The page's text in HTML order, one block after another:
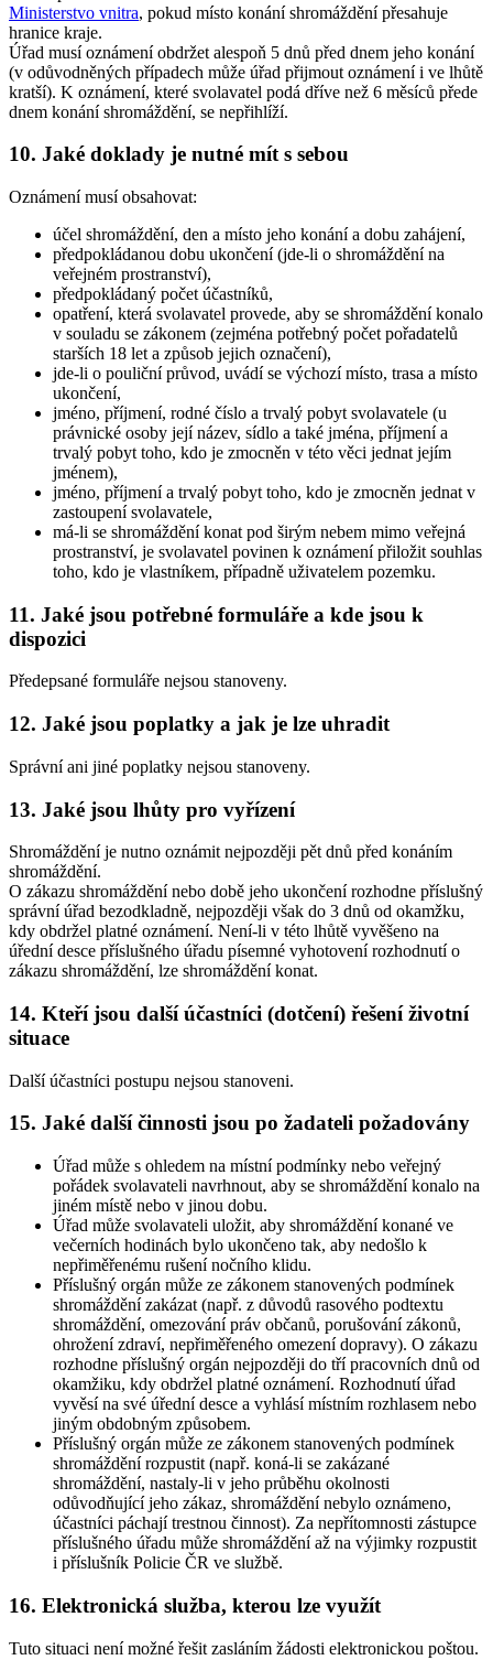
Ministerstvo vnitra, pokud místo konání shromáždění přesahuje
hranice kraje.
Úřad musí oznámení obdržet alespoň 5 dnů před dnem jeho konání
(v odůvodněných případech může úřad přijmout oznámení i ve lhůtě
kratší). K oznámení, které svolavatel podá dříve než 6 měsíců přede
dnem konání shromáždění, se nepřihlíží.
10. Jaké doklady je nutné mít s sebou
Oznámení musí obsahovat:
účel shromáždění, den a místo jeho konání a dobu zahájení,
předpokládanou dobu ukončení (jde-li o shromáždění na
veřejném prostranství),
předpokládaný počet účastníků,
opatření, která svolavatel provede, aby se shromáždění konalo
v souladu se zákonem (zejména potřebný počet pořadatelů
starších 18 let a způsob jejich označení),
jde-li o pouliční průvod, uvádí se výchozí místo, trasa a místo
ukončení,
jméno, příjmení, rodné číslo a trvalý pobyt svolavatele (u
právnické osoby její název, sídlo a také jména, příjmení a
trvalý pobyt toho, kdo je zmocněn v této věci jednat jejím
jménem),
jméno, příjmení a trvalý pobyt toho, kdo je zmocněn jednat v
zastoupení svolavatele,
má-li se shromáždění konat pod širým nebem mimo veřejná
prostranství, je svolavatel povinen k oznámení přiložit souhlas
toho, kdo je vlastníkem, případně uživatelem pozemku.
11. Jaké jsou potřebné formuláře a kde jsou k
dispozici
Předepsané formuláře nejsou stanoveny.
12. Jaké jsou poplatky a jak je lze uhradit
Správní ani jiné poplatky nejsou stanoveny.
13. Jaké jsou lhůty pro vyřízení
Shromáždění je nutno oznámit nejpozději pět dnů před konáním
shromáždění.
O zákazu shromáždění nebo době jeho ukončení rozhodne příslušný
správní úřad bezodkladně, nejpozději však do 3 dnů od okamžku,
kdy obdržel platné oznámení. Není-li v této lhůtě vyvěšeno na
úřední desce příslušného úřadu písemné vyhotovení rozhodnutí o
zákazu shromáždění, lze shromáždění konat.
14. Kteří jsou další účastníci (dotčení) řešení životní
situace
Další účastníci postupu nejsou stanoveni.
15. Jaké další činnosti jsou po žadateli požadovány
Úřad může s ohledem na místní podmínky nebo veřejný
pořádek svolavateli navrhnout, aby se shromáždění konalo na
jiném místě nebo v jinou dobu.
Úřad může svolavateli uložit, aby shromáždění konané ve
večerních hodinách bylo ukončeno tak, aby nedošlo k
nepřiměřenému rušení nočního klidu.
Příslušný orgán může ze zákonem stanovených podmínek
shromáždění zakázat (např. z důvodů rasového podtextu
shromáždění, omezování práv občanů, porušování zákonů,
ohrožení zdraví, nepřiměřeného omezení dopravy). O zákazu
rozhodne příslušný orgán nejpozději do tří pracovních dnů od
okamžiku, kdy obdržel platné oznámení. Rozhodnutí úřad
vyvěsí na své úřední desce a vyhlásí místním rozhlasem nebo
jiným obdobným způsobem.
Příslušný orgán může ze zákonem stanovených podmínek
shromáždění rozpustit (např. koná-li se zakázané
shromáždění, nastaly-li v jeho průběhu okolnosti
odůvodňující jeho zákaz, shromáždění nebylo oznámeno,
účastníci páchají trestnou činnost). Za nepřítomnosti zástupce
příslušného úřadu může shromáždění až na výjimky rozpustit
i příslušník Policie ČR ve službě.
16. Elektronická služba, kterou lze využít
Tuto situaci není možné řešit zasláním žádosti elektronickou poštou.